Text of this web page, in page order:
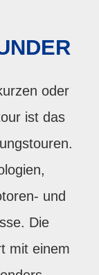
oder
ist das
und
Die
mit einem